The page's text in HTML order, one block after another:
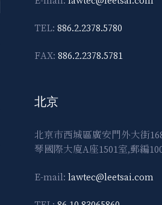
TEL: 886.2.2378.5780
FAX: 886.2.2378.5781
北京
北京市西城區廣安門外大街
琴國際大廈A座1501室,郵編
E-mail: lawtec@leetsai.com